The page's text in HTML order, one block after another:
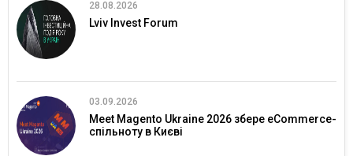
28.08.2026
Lviv Invest Forum
03.09.2026
Meet Magento Ukraine 2026 збере eCommerce-
спільноту в Києві